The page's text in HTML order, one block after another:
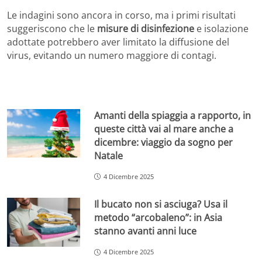
Le indagini sono ancora in corso, ma i primi risultati
suggeriscono che le misure di disinfezione e isolazione
adottate potrebbero aver limitato la diffusione del
virus, evitando un numero maggiore di contagi.
Amanti della spiaggia a rapporto, in
queste città vai al mare anche a
dicembre: viaggio da sogno per
Natale
4 Dicembre 2025
Il bucato non si asciuga? Usa il
metodo “arcobaleno”: in Asia
stanno avanti anni luce
4 Dicembre 2025